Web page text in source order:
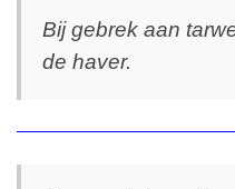
Bij gebrek aan
de haver.